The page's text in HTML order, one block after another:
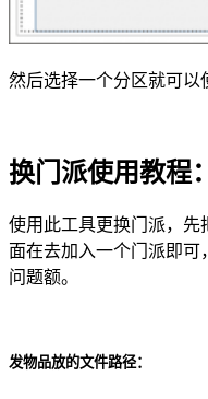
然后选择一个分区就可以
换门派使用教程：
使用此工具更换门派，先
面在去加入一个门派即可
问题额。
发物品放的文件路径：